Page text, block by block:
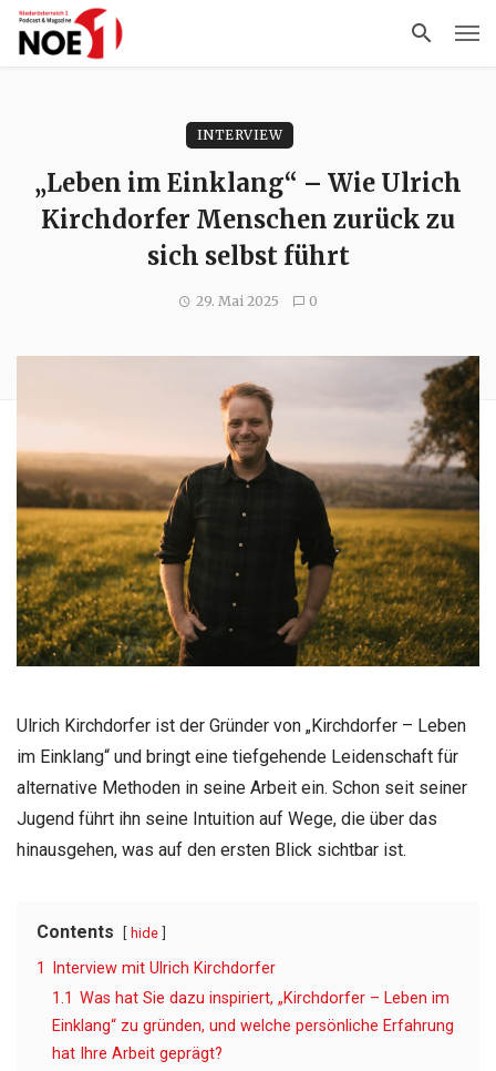
INTERVIEW
„Leben im Einklang“ – Wie Ulrich
Kirchdorfer Menschen zurück zu
sich selbst führt
29. Mai 2025 0
Ulrich Kirchdorfer ist der Gründer von „Kirchdorfer – Leben
im Einklang“ und bringt eine tiefgehende Leidenschaft für
alternative Methoden in seine Arbeit ein. Schon seit seiner
Jugend führt ihn seine Intuition auf Wege, die über das
hinausgehen, was auf den ersten Blick sichtbar ist.
Contents hide
1
Interview mit Ulrich Kirchdorfer
1.1 Was hat Sie dazu inspiriert, „Kirchdorfer – Leben im
Einklang“ zu gründen, und welche persönliche Erfahrung
hat Ihre Arbeit geprägt?